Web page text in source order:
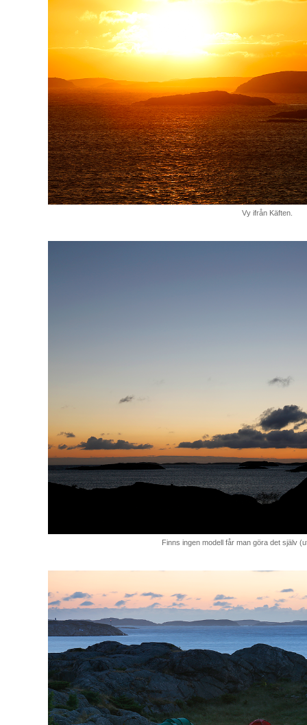
Vy ifrån Käften.
Finns ingen modell får man göra det själv